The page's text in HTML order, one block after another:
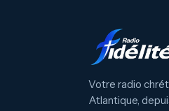
Votre radio
Atlantique,